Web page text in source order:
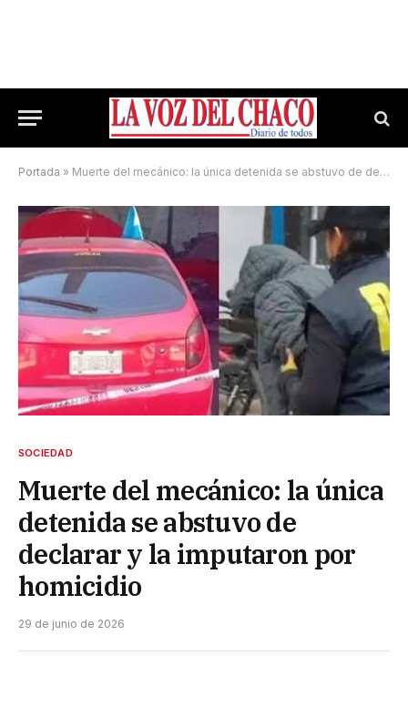
Portada » Muerte del mecánico: la única detenida se abstuvo de declarar y la imputaron por homicidio
SOCIEDAD
Muerte del mecánico: la única
detenida se abstuvo de
declarar y la imputaron por
homicidio
29 de junio de 2026